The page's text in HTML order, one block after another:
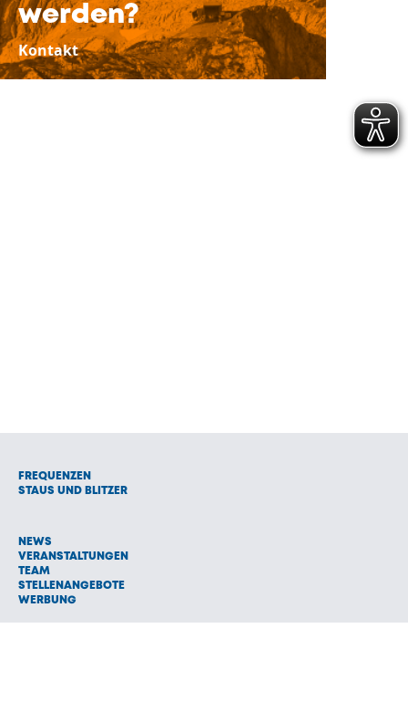
werden?
Kontakt
FREQUENZEN
STAUS UND BLITZER
NEWS
VERANSTALTUNGEN
TEAM
STELLENANGEBOTE
WERBUNG